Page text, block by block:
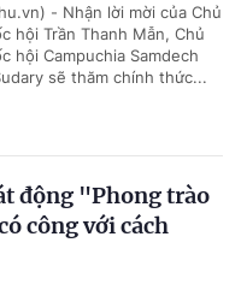
- Nhận lời mời của Chủ
hội Trần Thanh Mẫn, Chủ
hội Campuchia Samdech
sẽ thăm chính thức...
động "Phong trào
công với cách